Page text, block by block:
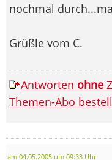
nochmal
Grüßle vom C.
Antworten ohne
Themen-Abo
am 04.05.2005 um 09:33 Uhr